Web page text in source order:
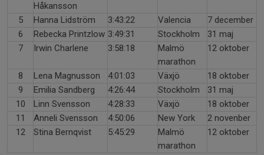
Håkansson
5 Hanna Lidström 3:43:22 Valencia
7 december
6
Rebecka Printzlow 3:49:31 Stockholm
31 maj
7
Irwin Charlene 3:58:18
Malmö
marathon
12 oktober
8 Lena Magnusson 4:01:03 Växjö
18 oktober
9
Emilia Sandberg 4:26:44 Stockholm
31 maj
10
Linn Svensson 4:28:33 Växjö
18 oktober
11
Anneli Svensson 4:50:06 New York
2 novenber
12
Stina Bernqvist 5:45:29
Malmö
marathon
12 oktober